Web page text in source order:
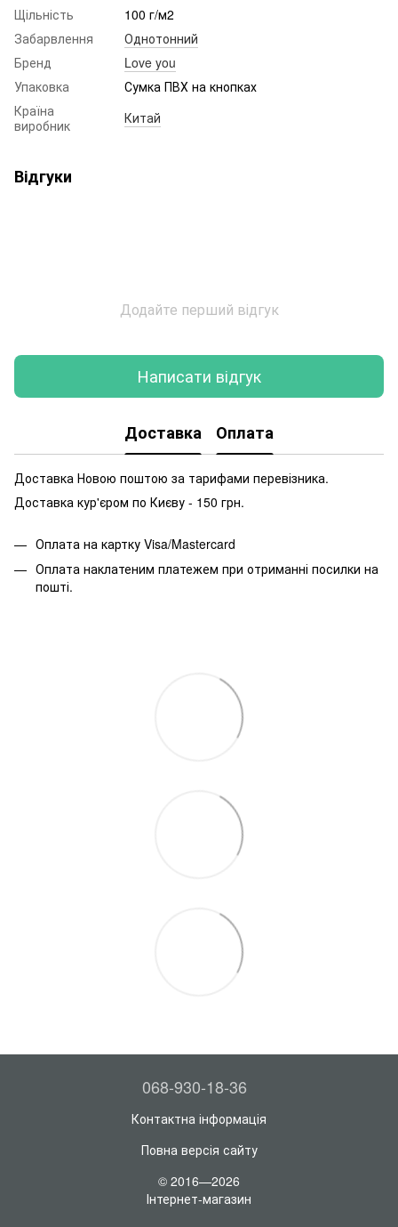
Щільність
100 г/м2
Забарвлення
Однотонний
Бренд
Love you
Упаковка
Сумка ПВХ на кнопках
Країна
виробник
Китай
Відгуки
Додайте перший відгук
Написати відгук
Доставка Оплата
Доставка Новою поштою за тарифами перевізника.
Доставка кур'єром по Києву - 150 грн.
Оплата на картку Visa/Mastercard
Оплата наклатеним платежем при отриманні посилки на
пошті.
068-930-18-36
Контактна інформація
Повна версія сайту
© 2016—2026
Інтернет-магазин